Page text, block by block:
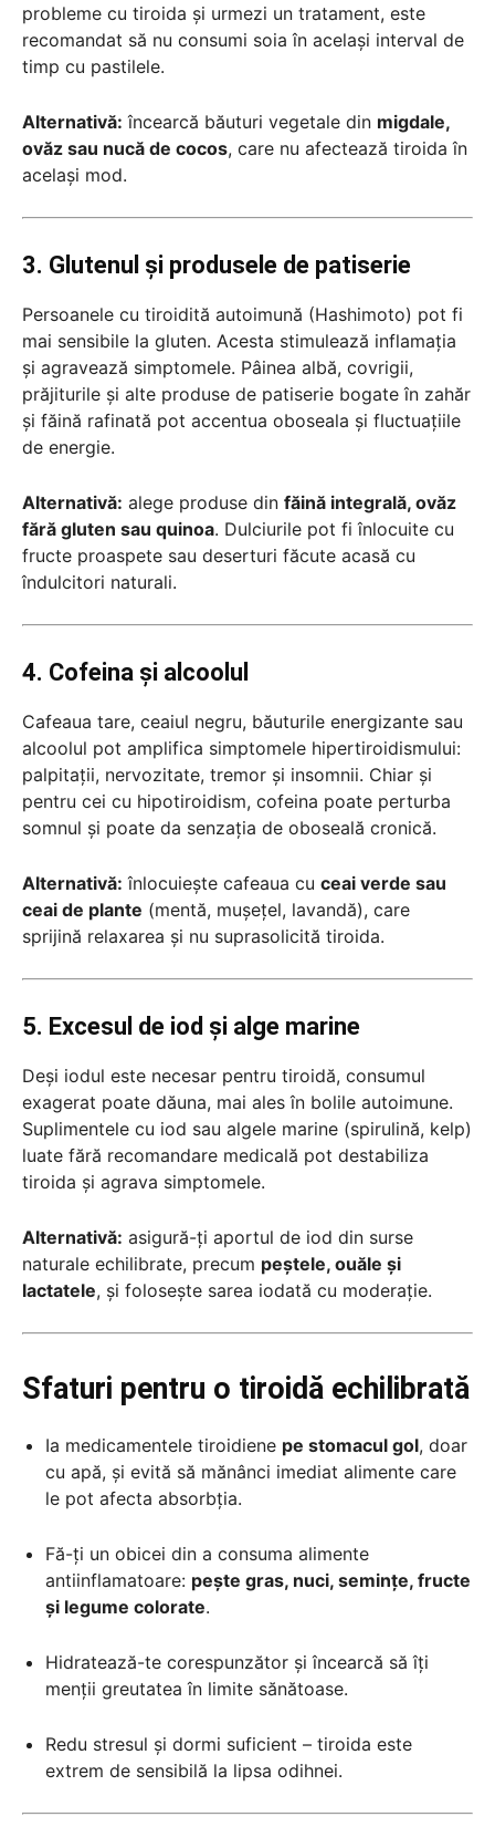
probleme cu tiroida și urmezi un tratament, este
recomandat să nu consumi soia în același interval de
timp cu pastilele.
Alternativă: încearcă băuturi vegetale din migdale,
ovăz sau nucă de cocos, care nu afectează tiroida în
același mod.
3. Glutenul și produsele de patiserie
Persoanele cu tiroidită autoimună (Hashimoto) pot fi
mai sensibile la gluten. Acesta stimulează inflamația
și agravează simptomele. Pâinea albă, covrigii,
prăjiturile și alte produse de patiserie bogate în zahăr
și făină rafinată pot accentua oboseala și fluctuațiile
de energie.
Alternativă: alege produse din făină integrală, ovăz
fără gluten sau quinoa. Dulciurile pot fi înlocuite cu
fructe proaspete sau deserturi făcute acasă cu
îndulcitori naturali.
4. Cofeina și alcoolul
Cafeaua tare, ceaiul negru, băuturile energizante sau
alcoolul pot amplifica simptomele hipertiroidismului:
palpitații, nervozitate, tremor și insomnii. Chiar și
pentru cei cu hipotiroidism, cofeina poate perturba
somnul și poate da senzația de oboseală cronică.
Alternativă: înlocuiește cafeaua cu ceai verde sau
ceai de plante (mentă, mușețel, lavandă), care
sprijină relaxarea și nu suprasolicită tiroida.
5. Excesul de iod și alge marine
Deși iodul este necesar pentru tiroidă, consumul
exagerat poate dăuna, mai ales în bolile autoimune.
Suplimentele cu iod sau algele marine (spirulină, kelp)
luate fără recomandare medicală pot destabiliza
tiroida și agrava simptomele.
Alternativă: asigură-ți aportul de iod din surse
naturale echilibrate, precum peștele, ouăle și
lactatele, și folosește sarea iodată cu moderație.
Sfaturi pentru o tiroidă echilibrată
Ia medicamentele tiroidiene pe stomacul gol, doar
cu apă, și evită să mănânci imediat alimente care
le pot afecta absorbția.
Fă-ți un obicei din a consuma alimente
antiinflamatoare: pește gras, nuci, semințe, fructe
și legume colorate.
Hidratează-te corespunzător și încearcă să îți
menții greutatea în limite sănătoase.
Redu stresul și dormi suficient – tiroida este
extrem de sensibilă la lipsa odihnei.